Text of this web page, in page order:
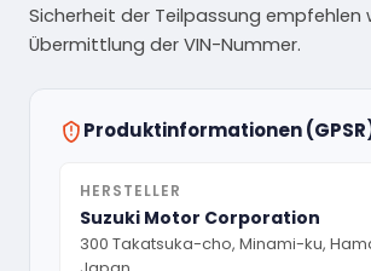
Sicherheit der Teilpassung empfehlen
Übermittlung der VIN-Nummer.
Produktinformationen
HERSTELLER
Suzuki Motor Corporation
300 Takatsuka-cho, Minami-ku,